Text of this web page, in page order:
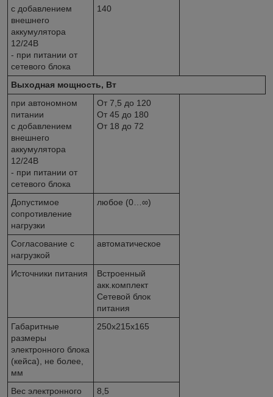
с добавлением
внешнего
аккумулятора
12/24В
- при питании от
сетевого блока
140
Выходная мощность, Вт
при автономном
питании
с добавлением
внешнего
аккумулятора
12/24В
- при питании от
сетевого блока
От 7,5 до 120
От 45 до 180
От 18 до 72
Допустимое
сопротивление
нагрузки
любое (0…∞)
Согласование с
нагрузкой
автоматическое
Источники питания
Встроенный
акк.комплект
Сетевой блок
питания
Габаритные
размеры
электронного блока
(кейса), не более,
мм
250х215х165
Вес электронного
8,5